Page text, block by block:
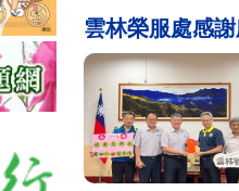
雲林榮服處感